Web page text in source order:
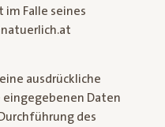
im Falle seines
ausdrückliche
eingegebenen Daten
des